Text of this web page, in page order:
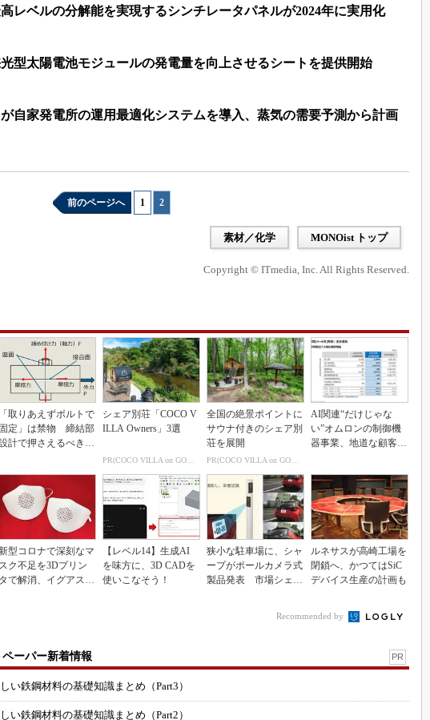
レベルの分解能を実現するシンチレータパネルが2024年に実用化
型太陽電池モジュールの発電量を向上させるシートを提供開始
自家発電所の運用最適化システムを導入、蒸気の需要予測から計画
前のページへ 1 2
素材／化学 MONOist トップ
Copyright © ITmedia, Inc. All Rights Reserved.
「取りあえずボルトで
固定」は禁物 締結部
計で押さえるべき基
シェア別荘「COCO V
ILLA Owners」3選
PR(COCO VILLA on GOETHE)
全国の絶景ポイントに
サウナ付きのシェア別
荘を展開
PR(COCO VILLA on GOETHE)
AI関連“だけじゃな
い”オムロンの制御機
器事業、地道な顧客基
型コロナで深刻なマ
スク不足を3Dプリン
タで解消、イグアスが
【レベル14】生成AI
を味方に、3D CADを
使いこなそう！
狭小な駐車場に、シャ
ープがポールカメラ式
製品発表 市場シェア
ルネサスが高崎工場を
閉鎖へ、かつてはSiC
デバイス生産の計画も
Recommended by
ーパー新着情報 PR
い鉄鋼材料の基礎知識まとめ（Part3）
い鉄鋼材料の基礎知識まとめ（Part2）